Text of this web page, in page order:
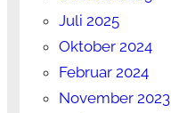
Juli 2025
Oktober 2024
Februar 2024
November 2023